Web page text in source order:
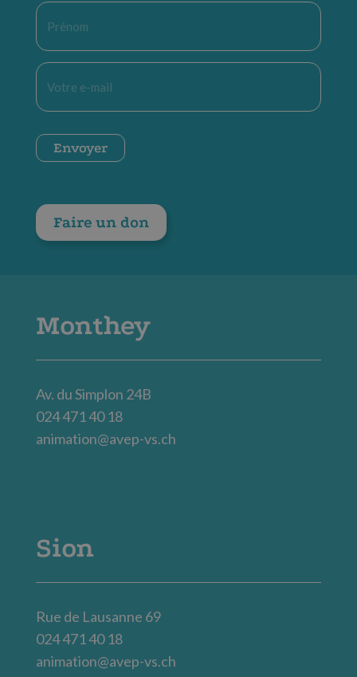
Prénom
E-
mail
CAPTCHA
Envoyer
Faire un don
Monthey
Av. du Simplon 24B
024 471 40 18
animation@avep-vs.ch
Sion
Rue de Lausanne 69
024 471 40 18
animation@avep-vs.ch